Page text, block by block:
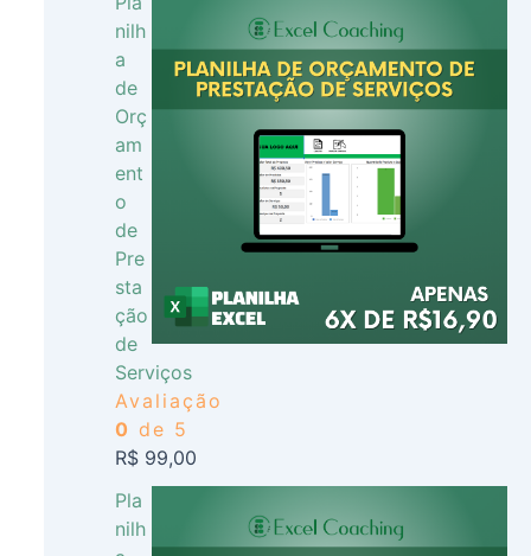
nilh
a
de
Orç
am
ent
o
de
Pre
sta
ção
de
Serviços
Avaliação
0 de 5
R$99,00
Pla
nilh